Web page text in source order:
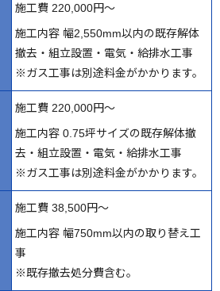
施工費 220,000円～
施工内容 幅2,550mm以内の既存解体
撤去・組立設置・電気・給排水工事
※ガス工事は別途料金がかかります。
施工費 220,000円～
施工内容 0.75坪サイズの既存解体撤
去・組立設置・電気・給排水工事
※ガス工事は別途料金がかかります。
施工費 38,500円～
施工内容 幅750mm以内の取り替え工
事
※既存撤去処分費含む。